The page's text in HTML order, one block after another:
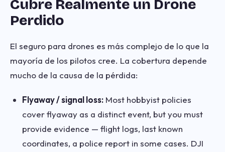
Cubre Realmente un Drone
Perdido
El seguro para drones es más complejo de lo que la
mayoría de los pilotos cree. La cobertura depende
mucho de la causa de la pérdida:
Flyaway / signal loss: Most hobbyist policies
cover flyaway as a distinct event, but you must
provide evidence — flight logs, last known
coordinates, a police report in some cases. DJI